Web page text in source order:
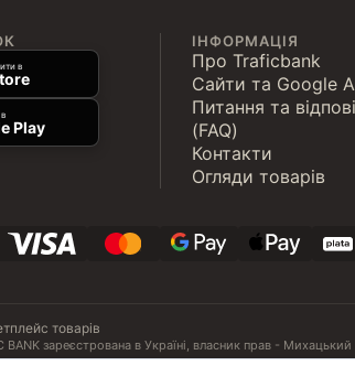
в
Play
ІНФОРМАЦІЯ
Про Traficbank
Сайти та Google
Питання та
(FAQ)
Контакти
Огляди товарів
товарів
BANK зареєстрована в Україні, власник прав -